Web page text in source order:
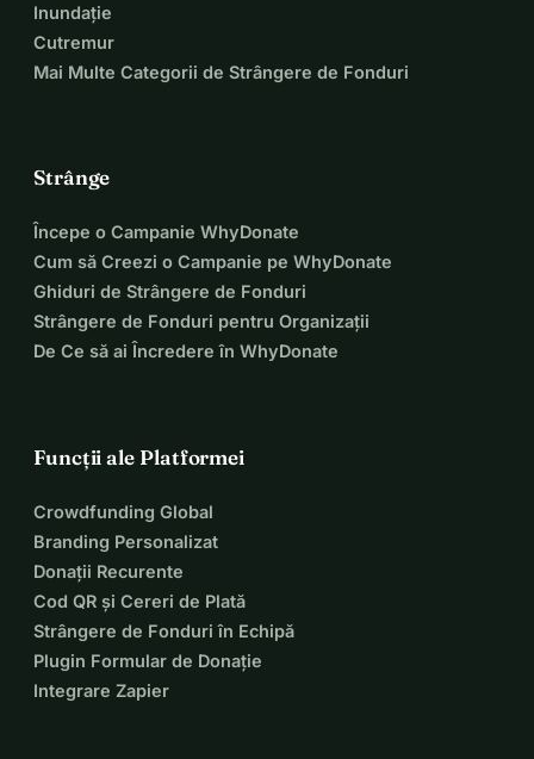
Inundație
Cutremur
Mai Multe Categorii de Strângere de Fonduri
Strânge
Începe o Campanie WhyDonate
Cum să Creezi o Campanie pe WhyDonate
Ghiduri de Strângere de Fonduri
Strângere de Fonduri pentru Organizații
De Ce să ai Încredere în WhyDonate
Funcții ale Platformei
Crowdfunding Global
Branding Personalizat
Donații Recurente
Cod QR și Cereri de Plată
Strângere de Fonduri în Echipă
Plugin Formular de Donație
Integrare Zapier